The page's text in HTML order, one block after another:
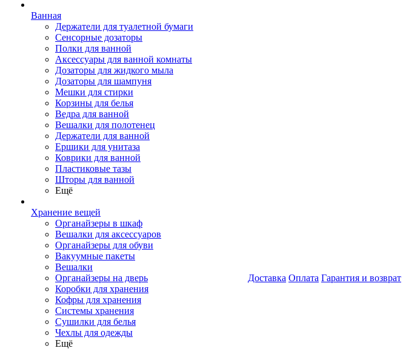
Ванная
Держатели для туалетной бумаги
Сенсорные дозаторы
Полки для ванной
Аксессуары для ванной комнаты
Дозаторы для жидкого мыла
Дозаторы для шампуня
Мешки для стирки
Корзины для белья
Ведра для ванной
Вешалки для полотенец
Держатели для ванной
Ершики для унитаза
Коврики для ванной
Пластиковые тазы
Шторы для ванной
Ещё
Хранение вещей
Органайзеры в шкаф
Вешалки для аксессуаров
Органайзеры для обуви
Вакуумные пакеты
Вешалки
Органайзеры на дверь
Коробки для хранения
Кофры для хранения
Системы хранения
Сушилки для белья
Чехлы для одежды
Ещё
Доставка Оплата Гарантия и возврат